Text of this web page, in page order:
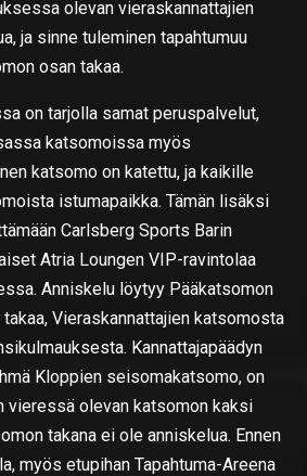
olevan vieraskannattajien
ja sinne tuleminen tapahtumuu
osan takaa.
on tarjolla samat peruspalvelut,
katsomoissa myös
katsomo on katettu, ja kaikille
istumapaikka. Tämän lisäksi
Carlsberg Sports Barin
Atria Loungen VIP-ravintolaa
Anniskelu löytyy Pääkatsomon
Vieraskannattajien katsomosta
Kannattajapäädyn
Kloppien seisomakatsomo, on
vieressä olevan katsomon kaksi
takana ei ole anniskelua. Ennen
myös etupihan Tapahtuma-Areena